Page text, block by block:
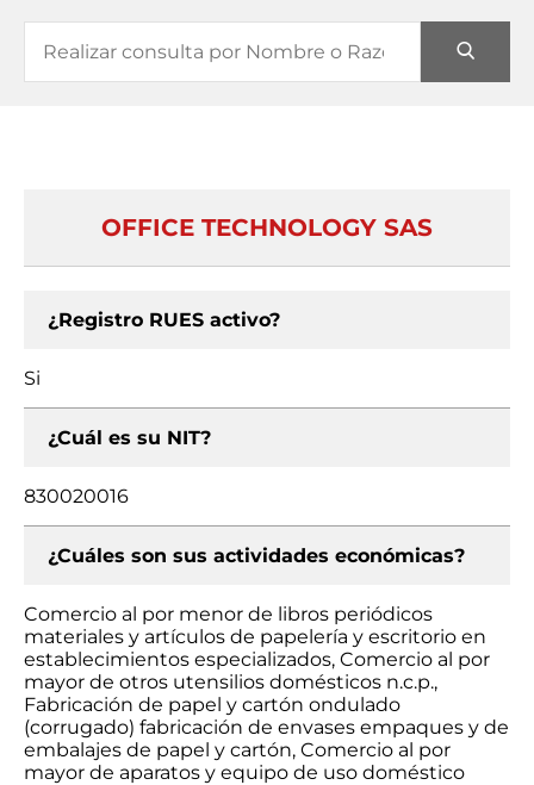
OFFICE TECHNOLOGY SAS
¿Registro RUES activo?
Si
¿Cuál es su NIT?
830020016
¿Cuáles son sus actividades económicas?
Comercio al por menor de libros periódicos
materiales y artículos de papelería y escritorio en
establecimientos especializados, Comercio al por
mayor de otros utensilios domésticos n.c.p.,
Fabricación de papel y cartón ondulado
(corrugado) fabricación de envases empaques y de
embalajes de papel y cartón, Comercio al por
mayor de aparatos y equipo de uso doméstico